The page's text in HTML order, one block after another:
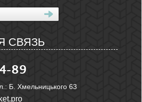
СВЯЗЬ
89
Б. Хмельницького 63